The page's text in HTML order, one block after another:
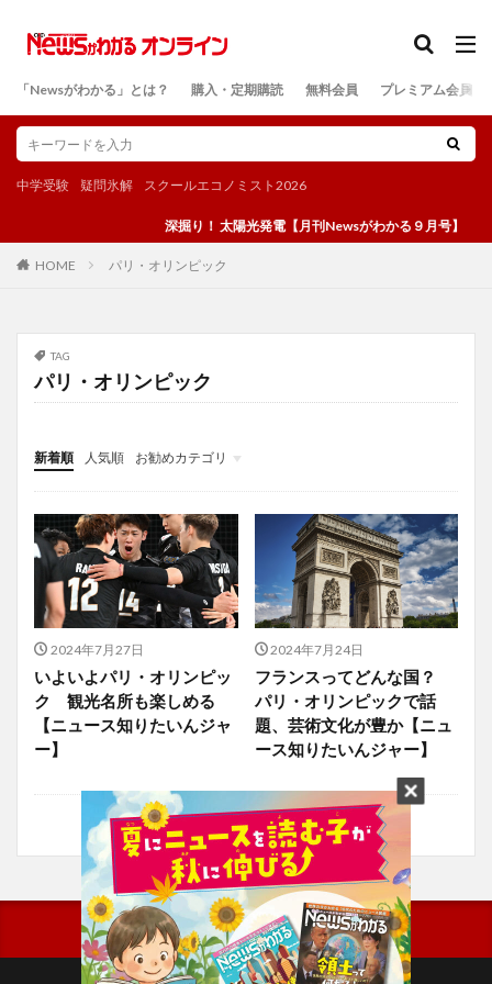
「Newsがわかる」とは？ 購入・定期購読 無料会員 プレミアム会員
中学受験 疑問氷解 スクールエコノミスト2026
深掘り！ 太陽光発電【月刊Newsがわかる９月号】
HOME パリ・オリンピック
TAG
パリ・オリンピック
新着順 人気順
お勧めカテゴリ
投稿
学び
マンガ
電子書籍
2024年7月27日
いよいよパリ・オリンピッ
ク 観光名所も楽しめる
【ニュース知りたいんジャ
ー】
2024年7月24日
フランスってどんな国？
パリ・オリンピックで話
題、芸術文化が豊か【ニュ
ース知りたいんジャー】
検索